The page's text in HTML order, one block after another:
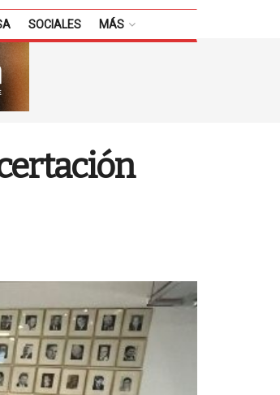
SOCIALES MÁS